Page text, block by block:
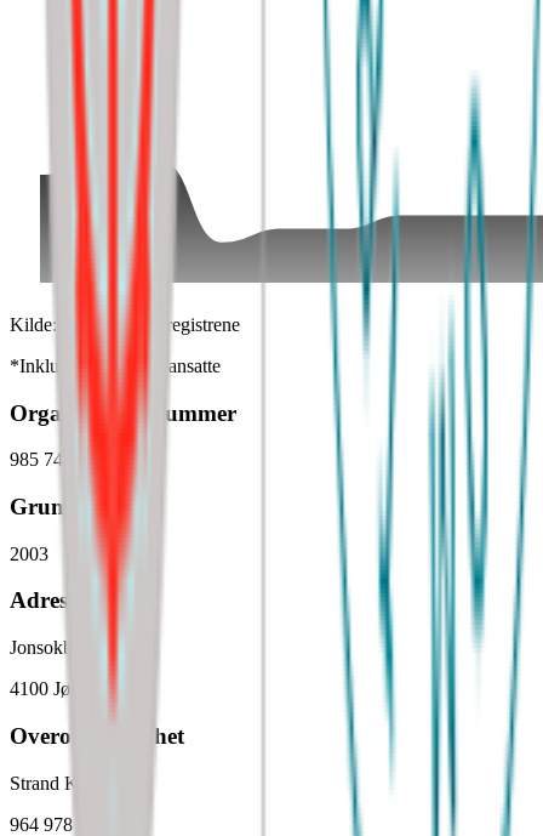
Kilde: Brønnøysundregistrene
*Inkluderer kun fast ansatte
Organisasjonsnummer
985 740 925
Grunnlagt
2003
Adresse
Jonsokberget
4100 Jørpeland
Overordnet enhet
Strand Kommune
964 978 751